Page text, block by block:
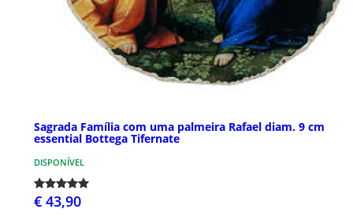
Sagrada Família com uma palmeira Rafael diam. 9 cm
essential Bottega Tifernate
DISPONÍVEL
€ 43,90